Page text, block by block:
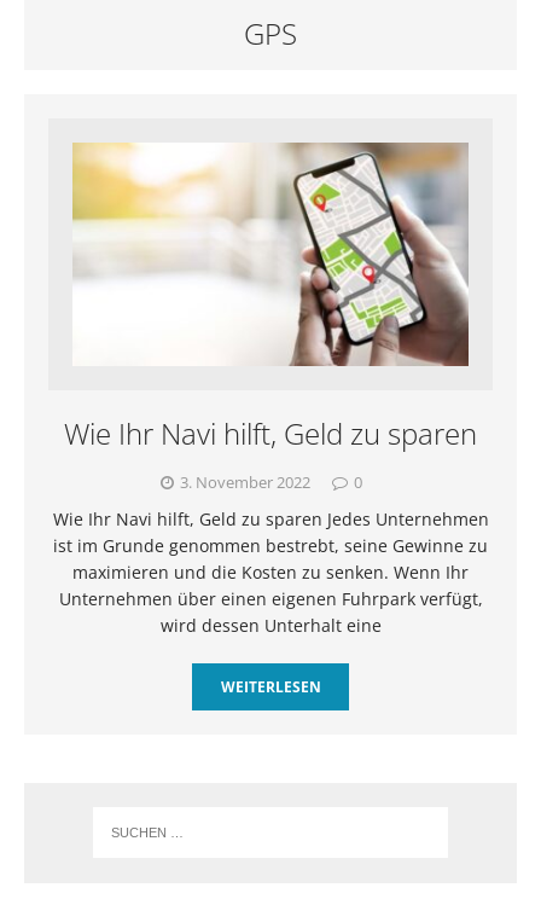
GPS
Wie Ihr Navi hilft, Geld zu sparen
3. November 2022 0
Wie Ihr Navi hilft, Geld zu sparen Jedes Unternehmen
ist im Grunde genommen bestrebt, seine Gewinne zu
maximieren und die Kosten zu senken. Wenn Ihr
Unternehmen über einen eigenen Fuhrpark verfügt,
wird dessen Unterhalt eine
WEITERLESEN